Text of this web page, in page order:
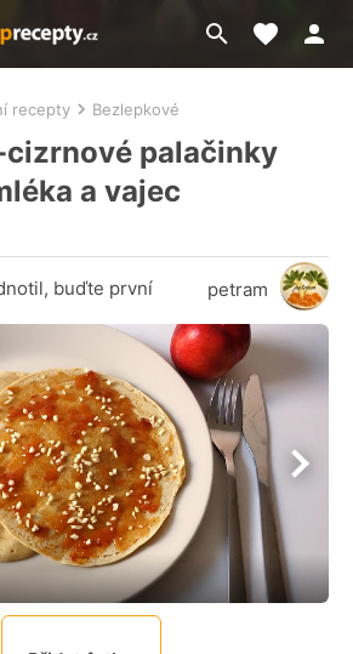
Přejít
na
Moje
recepty Bezlepkové
palačinky
a vajec
buďte první petram